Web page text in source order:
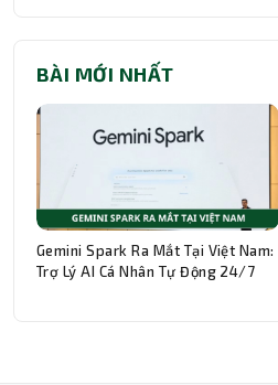
BÀI MỚI NHẤT
Gemini Spark Ra Mắt Tại Việt Nam:
Trợ Lý AI Cá Nhân Tự Động 24/7